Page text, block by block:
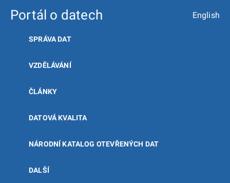
Portál o datech English
SPRÁVA DAT
VZDĚLÁVÁNÍ
ČLÁNKY
DATOVÁ KVALITA
NÁRODNÍ KATALOG OTEVŘENÝCH DAT
DALŠÍ